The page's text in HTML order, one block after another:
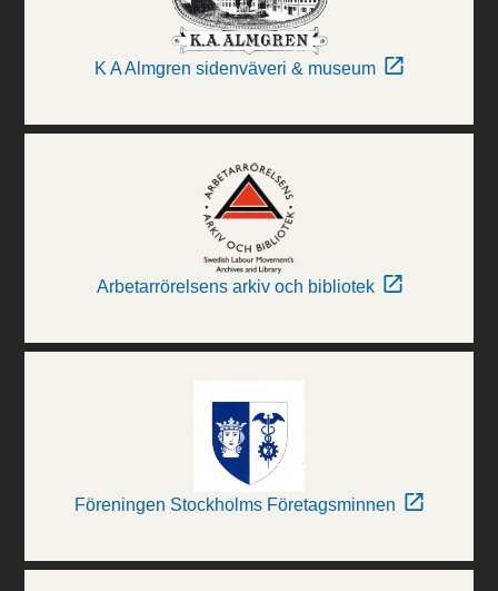
K A Almgren sidenväveri & museum
Arbetarrörelsens arkiv och bibliotek
Föreningen Stockholms Företagsminnen